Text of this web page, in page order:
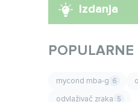
Izdanja
mycond mba-g 6
odvlaživač zraka 5